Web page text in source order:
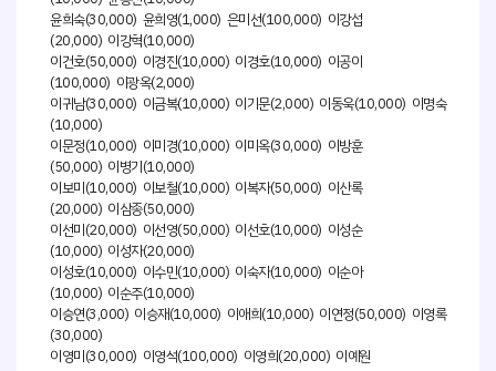
윤희숙(30,000) 윤희영(1,000) 은미선(100,000) 이강섭
(20,000) 이강혁(10,000)
이건호(50,000) 이경진(10,000) 이경호(10,000) 이공이
(100,000) 이광옥(2,000)
이귀남(30,000) 이금복(10,000) 이기문(2,000) 이동욱(10,000) 이명숙
(10,000)
이문정(10,000) 이미경(10,000) 이미옥(30,000) 이방훈
(50,000) 이병기(10,000)
이보미(10,000) 이보철(10,000) 이복자(50,000) 이산록
(20,000) 이삼종(50,000)
이선미(20,000) 이선영(50,000) 이선호(10,000) 이성순
(10,000) 이성자(20,000)
이성호(10,000) 이수민(10,000) 이숙자(10,000) 이순아
(10,000) 이순주(10,000)
이승연(3,000) 이승재(10,000) 이애희(10,000) 이연정(50,000) 이영록
(30,000)
이영미(30,000) 이영석(100,000) 이영희(20,000) 이예원